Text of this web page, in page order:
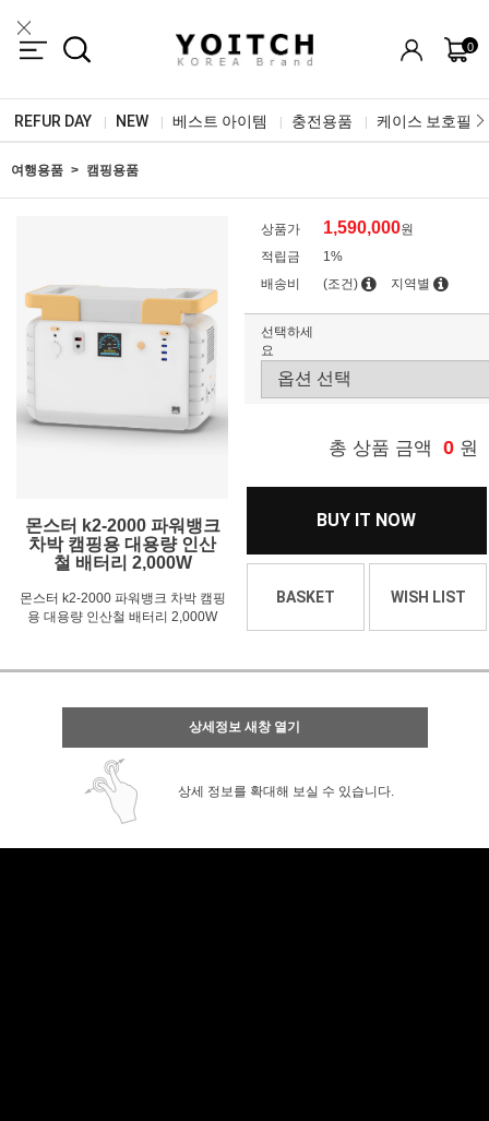
0
REFUR DAY NEW 베스트 아이템 충전용품 케이스 보호필름
여행용품 캠핑용품
몬스터 k2-2000 파워뱅크
차박 캠핑용 대용량 인산
철 배터리 2,000W
몬스터 k2-2000 파워뱅크 차박 캠핑
용 대용량 인산철 배터리 2,000W
상품가 1,590,000원
적립금
1%
배송비
(조건) 지역별
선택하세
요
총 상품 금액 0 원
BUY IT NOW
BASKET WISH LIST
상세정보 새창 열기
상세 정보를 확대해 보실 수 있습니다.